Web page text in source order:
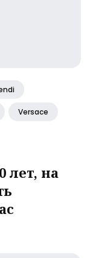
Versace
лет, на